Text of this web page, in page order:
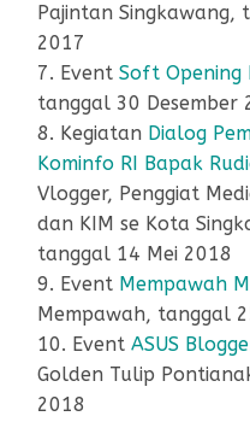
Pajintan Singkawang,
2017
7. EventSoft Opening
tanggal 30 Desember
8. Kegiatan Dialog
Kominfo RI Bapak
Vlogger, Penggiat
dan KIM se Kota
tanggal 14 Mei 2018
9. Event Mempawah
Mempawah, tanggal
10. EventASUS
Golden Tulip
2018